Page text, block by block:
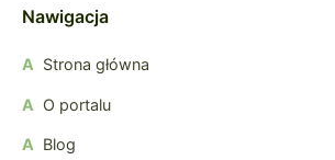
Nawigacja
Strona główna
O portalu
Blog